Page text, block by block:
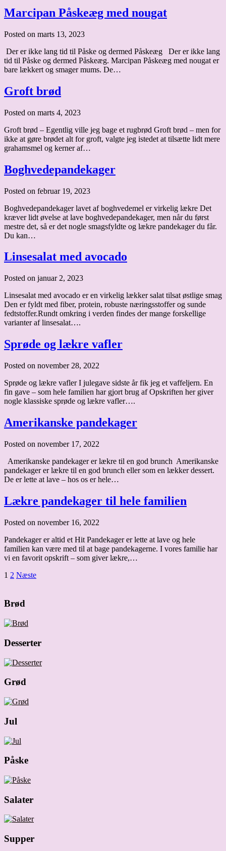
Marcipan Påskeæg med nougat
Posted on marts 13, 2023
Der er ikke lang tid til Påske og dermed Påskeæg Der er ikke lang
tid til Påske og dermed Påskeæg. Marcipan Påskeæg med nougat er
bare lækkert og smager mums. De…
Groft brød
Posted on marts 4, 2023
Groft brød – Egentlig ville jeg bage et rugbrød Groft brød – men for
ikke at gøre brødet alt for groft, valgte jeg istedet at tilsætte lidt mere
grahamsmel og kerner af…
Boghvedepandekager
Posted on februar 19, 2023
Boghvedepandekager lavet af boghvedemel er virkelig lækre Det
kræver lidt øvelse at lave boghvedepandekager, men når du først
mestre det, så er det nogle smagsfyldte og lækre pandekager du får.
Du kan…
Linsesalat med avocado
Posted on januar 2, 2023
Linsesalat med avocado er en virkelig lækker salat tilsat østlige smag
Den er fyldt med fiber, protein, robuste næringsstoffer og sunde
fedtstoffer.Rundt omkring i verden findes der mange forskellige
varianter af linsesalat….
Sprøde og lækre vafler
Posted on november 28, 2022
Sprøde og lækre vafler I julegave sidste år fik jeg et vaffeljern. En
fin gave – som hele familien har gjort brug af Opskriften her giver
nogle klassiske sprøde og lækre vafler….
Amerikanske pandekager
Posted on november 17, 2022
Amerikanske pandekager er lækre til en god brunch Amerikanske
pandekager er lækre til en god brunch eller som en lækker dessert.
De er lette at lave – hos os er hele…
Lækre pandekager til hele familien
Posted on november 16, 2022
Pandekager er altid et Hit Pandekager er lette at lave og hele
familien kan være med til at bage pandekagerne. I vores familie har
vi en favorit opskrift – som giver lækre,…
Indlægsinddeling
1 2 Næste
Brød
Desserter
Grød
Jul
Påske
Salater
Supper